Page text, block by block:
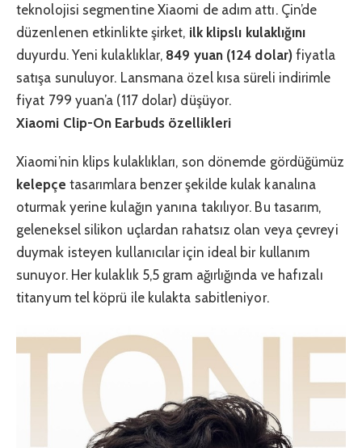
teknolojisi segmentine Xiaomi de adım attı. Çin’de
düzenlenen etkinlikte şirket, ilk klipslı kulaklığını
duyurdu. Yeni kulaklıklar, 849 yuan (124 dolar) fiyatla
satışa sunuluyor. Lansmana özel kısa süreli indirimle
fiyat 799 yuan’a (117 dolar) düşüyor.
Xiaomi Clip-On Earbuds özellikleri
Xiaomi’nin klips kulaklıkları, son dönemde gördüğümüz
kelepçe tasarımlara benzer şekilde kulak kanalına
oturmak yerine kulağın yanına takılıyor. Bu tasarım,
geleneksel silikon uçlardan rahatsız olan veya çevreyi
duymak isteyen kullanıcılar için ideal bir kullanım
sunuyor. Her kulaklık 5,5 gram ağırlığında ve hafızalı
titanyum tel köprü ile kulakta sabitleniyor.